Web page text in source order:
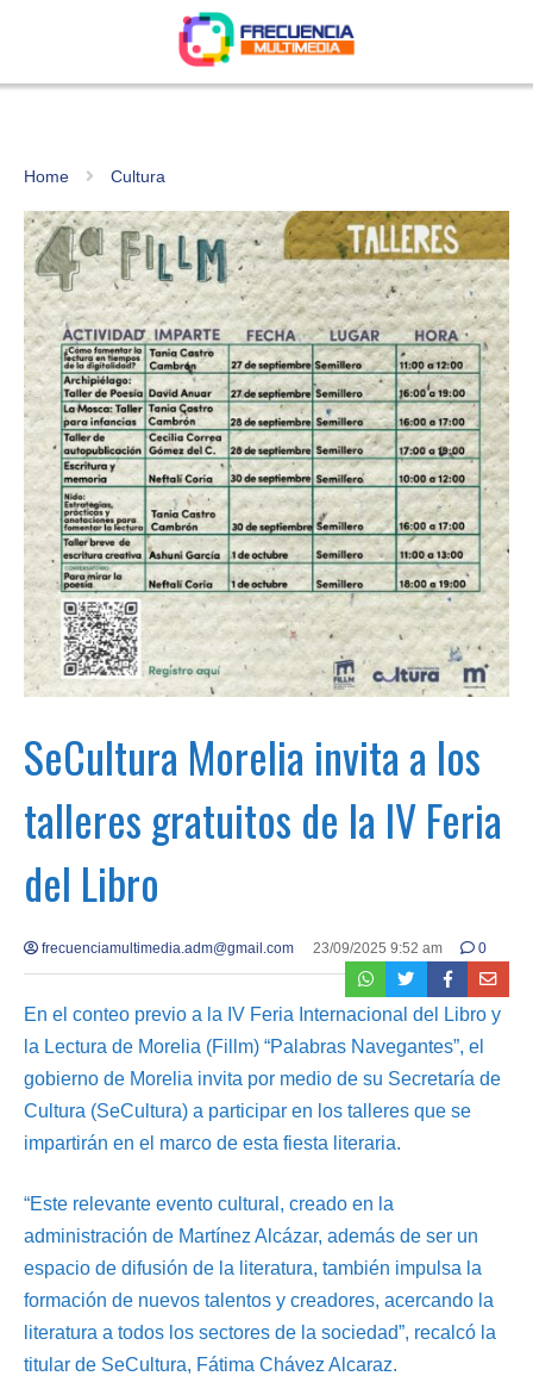
Home Cultura
SeCultura Morelia invita a los
talleres gratuitos de la IV Feria
del Libro
frecuenciamultimedia.adm@gmail.com 23/09/2025 9:52 am 0
En el conteo previo a la IV Feria Internacional del Libro y
la Lectura de Morelia (Fillm) “Palabras Navegantes”, el
gobierno de Morelia invita por medio de su Secretaría de
Cultura (SeCultura) a participar en los talleres que se
impartirán en el marco de esta fiesta literaria.
“Este relevante evento cultural, creado en la
administración de Martínez Alcázar, además de ser un
espacio de difusión de la literatura, también impulsa la
formación de nuevos talentos y creadores, acercando la
literatura a todos los sectores de la sociedad”, recalcó la
titular de SeCultura, Fátima Chávez Alcaraz.